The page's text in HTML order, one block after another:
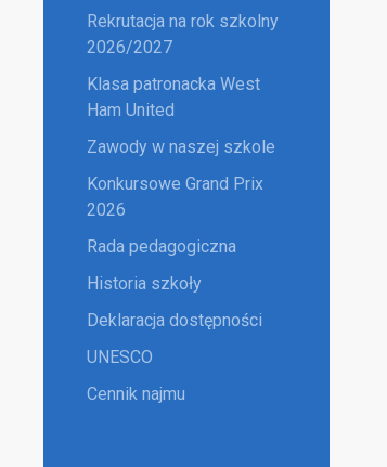
Rekrutacja na rok szkolny
2026/2027
Klasa patronacka West
Ham United
Zawody w naszej szkole
Konkursowe Grand Prix
2026
Rada pedagogiczna
Historia szkoły
Deklaracja dostępności
UNESCO
Cennik najmu